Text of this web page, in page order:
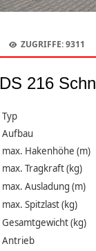
ZUGRIFFE: 9311
DS 216
Typ
Aufbau
max. Hakenhöhe (m)
max. Tragkraft (kg)
max. Ausladung (m)
max. Spitzlast (kg)
Gesamtgewicht (kg)
Antrieb